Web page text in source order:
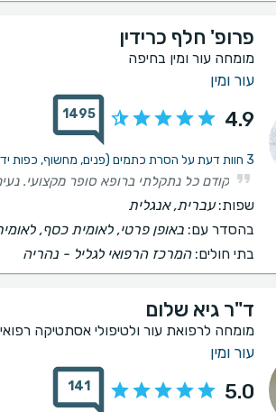
פרופ' חלף כרידין
מומחה עור ומין בחיפה
עור ומין
4.9
1495
3 חוות דעת על הסרת כתמים (פנים, מחשוף, כפות ידיים)
שפות:עברית, אנגלית
בהסדר עם: באופן פרטי, לאומית כסף,
בתי חולים:המרכז הרפואי לגליל - נהריה
ד"ר גיא שלום
מומחה לרפואת עור ולטיפולי אסתטיקה
עור ומין
5.0
141